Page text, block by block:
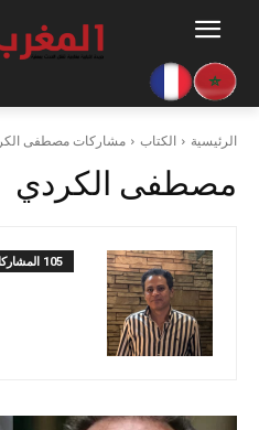
الرئيسية الكتاب مشاركات مصطفى
مصطفى الكردي
105 المشاركات